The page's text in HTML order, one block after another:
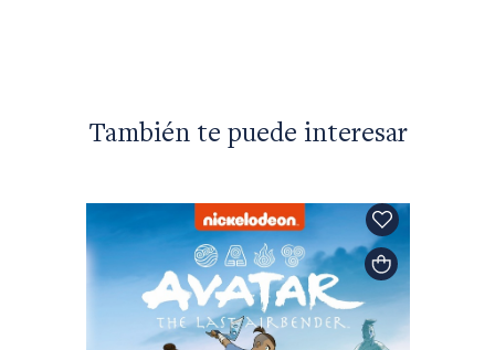
También te puede interesar